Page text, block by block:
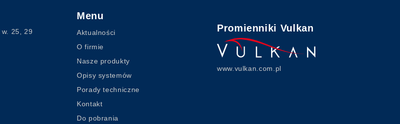
w. 25, 29
Menu
Aktualności
O firmie
Nasze produkty
Opisy systemów
Porady techniczne
Kontakt
Do pobrania
Promienniki Vulkan
www.vulkan.com.pl